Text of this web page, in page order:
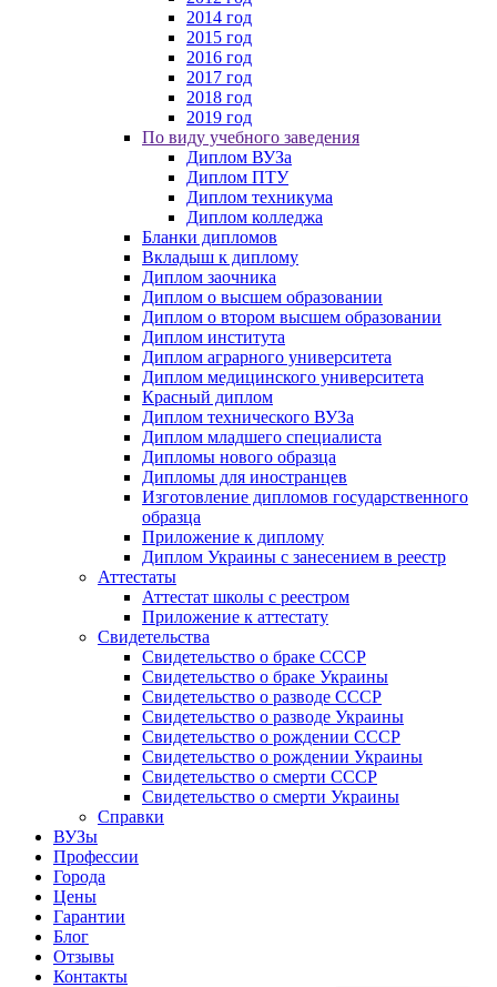
2014 год
2015 год
2016 год
2017 год
2018 год
2019 год
По виду учебного заведения
Диплом ВУЗа
Диплом ПТУ
Диплом техникума
Диплом колледжа
Бланки дипломов
Вкладыш к диплому
Диплом заочника
Диплом о высшем образовании
Диплом о втором высшем образовании
Диплом института
Диплом аграрного университета
Диплом медицинского университета
Красный диплом
Диплом технического ВУЗа
Диплом младшего специалиста
Дипломы нового образца
Дипломы для иностранцев
Изготовление дипломов государственного
образца
Приложение к диплому
Диплом Украины с занесением в реестр
Аттестаты
Аттестат школы с реестром
Приложение к аттестату
Свидетельства
Свидетельство о браке СССР
Свидетельство о браке Украины
Свидетельство о разводе СССР
Свидетельство о разводе Украины
Свидетельство о рождении СССР
Свидетельство о рождении Украины
Свидетельство о смерти СССР
Свидетельство о смерти Украины
Справки
ВУЗы
Профессии
Города
Цены
Гарантии
Блог
Отзывы
Контакты